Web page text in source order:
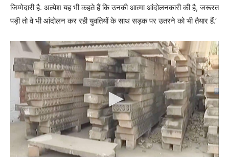
जिम्‍मेदारी है. अल्‍पेश यह भी कहते हैं कि उनकी आत्‍मा आंदोलनकारी की है, जरूरत
पड़ी तो वे भी आंदोलन कर रही युवतियों के साथ सड़क पर उतरने को भी तैयार हैं.’